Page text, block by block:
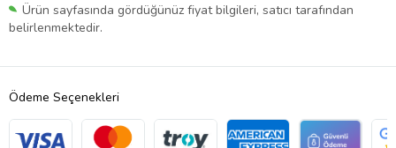
Ürün sayfasında gördüğünüz fiyat bilgileri, satıcı tarafından
belirlenmektedir.
Ödeme Seçenekleri